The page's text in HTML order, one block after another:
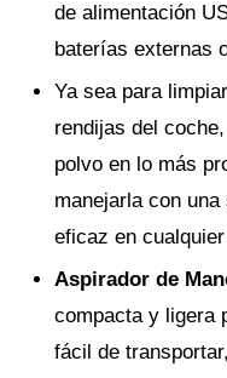
de alimentación
baterías externas
Ya sea para
rendijas del
polvo en lo más
manejarla con
eficaz en
Aspirador de
compacta y ligera
fácil de